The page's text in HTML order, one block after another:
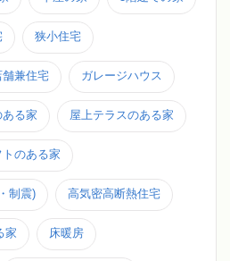
狭小住宅
舗兼住宅 ガレージハウス
る家 屋上テラスのある家
トのある家
制震) 高気密高断熱住宅
家 床暖房